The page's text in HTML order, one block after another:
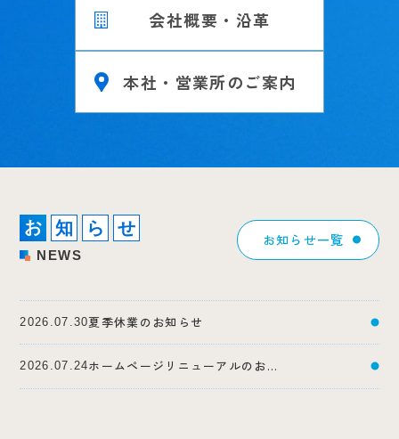
会社概要・沿革
本社・営業所のご案内
お 知 ら せ
N EWS
お知らせ一覧
2026.07.30夏季休業のお知らせ
2026.07.24 ホームページリニューアルのお知らせ